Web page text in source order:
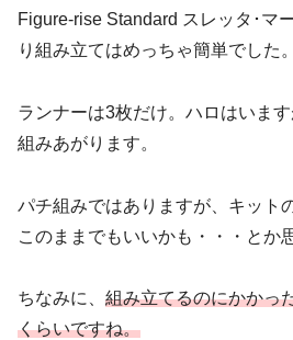
Figure-rise Standard スレッタ･マ
り組み立てはめっちゃ簡単でした。
ランナーは3枚だけ。ハロはいま
組みあがります。
パチ組みではありますが、キット
このままでもいいかも・・・とか
ちなみに、 組み立てるのにかかっ
くらいですね。